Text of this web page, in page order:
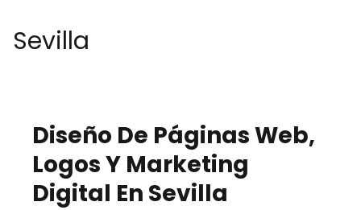
Sevilla
Diseño De Páginas Web,
Logos Y Marketing
Digital En Sevilla